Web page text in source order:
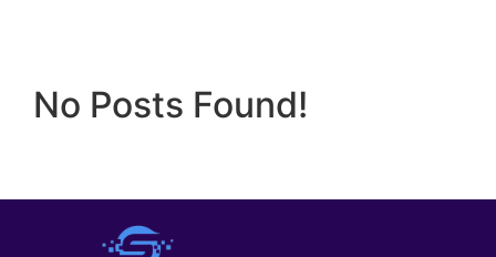
No Posts Found!